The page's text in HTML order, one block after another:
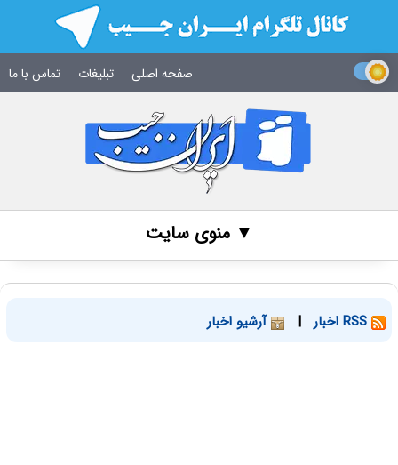
صفحه اصلی تبلیغات تماس با ما
▼ منوی سایت
| آرشیو اخبار